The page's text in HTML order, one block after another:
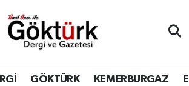
GÖKTÜRK KEMERBURGAZ
Hava Durumu
Trafik Yoğunluk Haritası